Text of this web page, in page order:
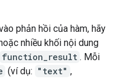
phản hồi của hàm, hãy
nhiều khối nội dung
function_result . Mỗi
(ví dụ: "text" ,